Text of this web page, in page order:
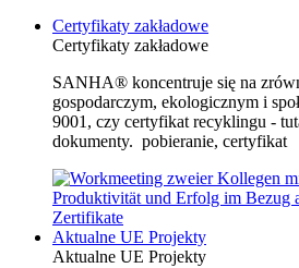
Certyfikaty zakładowe
Certyfikaty zakładowe
SANHA® koncentruje się na
gospodarczym, ekologicznym i
9001, czy certyfikat recyklingu -
dokumenty. pobieranie, certyfikat
Aktualne UE Projekty
Aktualne UE Projekty